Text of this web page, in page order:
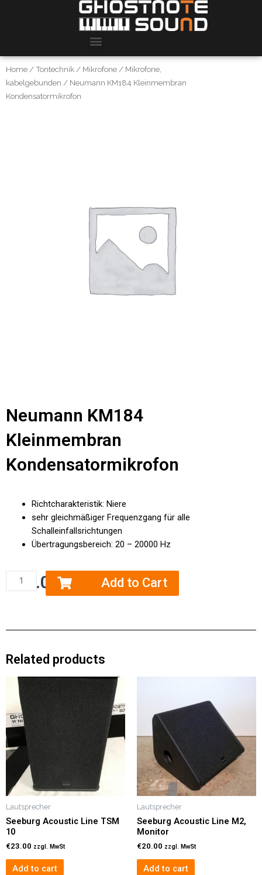
Home /Tontechnik / Mikrofone / Mikrofone,
kabelgebunden / Neumann KM184 Kleinmembran
Kondensatormikrofon
Neumann KM184
Kleinmembran
Kondensatormikrofon
Richtcharakteristik: Niere
sehr gleichmäßiger Frequenzgang für alle
Schalleinfallsrichtungen
Übertragungsbereich: 20 – 20000 Hz
15.00 zzgl. MwSt
Add to Cart
Related products
Lautsprecher
Seeburg Acoustic Line TSM
10
€23.00 zzgl. MwSt
Add to cart
Lautsprecher
Seeburg Acoustic Line M2,
Monitor
€20.00 zzgl. MwSt
Add to cart